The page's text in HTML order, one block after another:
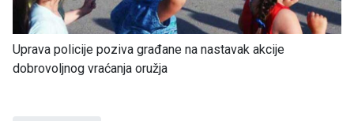
Uprava policije poziva građane na nastavak akcije
dobrovoljnog vraćanja oružja